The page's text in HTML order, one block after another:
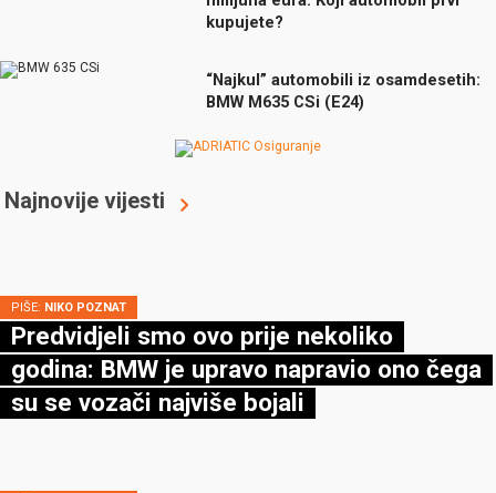
kupujete?
“Najkul” automobili iz osamdesetih:
BMW M635 CSi (E24)
Najnovije vijesti
PIŠE: NIKO POZNAT
Predvidjeli smo ovo prije nekoliko
godina: BMW je upravo napravio ono čega
su se vozači najviše bojali